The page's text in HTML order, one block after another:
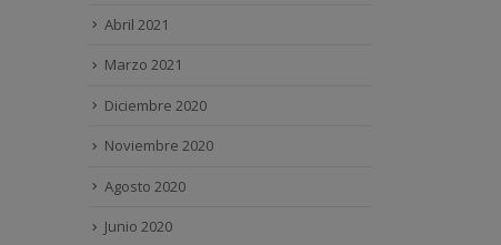
Abril 2021
Marzo 2021
Diciembre 2020
Noviembre 2020
Agosto 2020
Junio 2020